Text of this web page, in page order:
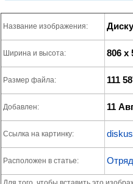
Название изображения:
Ширина и высота: 806 x
Размер файла: 111
Добавлен: 11
Ссылка на картинку:
Расположен в статье: